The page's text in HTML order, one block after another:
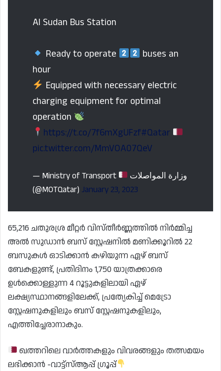
Al Sudan Bus Station
Ready to operate
buses an
hour
Equipped with necessary electric
charging equipment for optimal
operation
https://t.co/7f6mXgUFzf#Qatar
pic.twitter.com/MmVOA07QeV
— Ministry of Transport
(@MOTQatar) January 23, 2023
65,216 ചതുരശ്ര മീറ്റർ വിസ്തീർണ്ണത്തിൽ നിർമ്മിച്ച
അൽ സുഡാൻ ബസ് സ്റ്റേഷനിൽ മണിക്കൂറിൽ 22
ബസുകൾ ഓടിക്കാൻ കഴിയുന്ന ഏഴ് ബസ്
ബേകളുണ്ട്, പ്രതിദിനം 1,750 യാത്രക്കാരെ
ഉൾക്കൊള്ളുന്ന 4 റൂട്ടുകളിലായി ഏഴ്
ലക്ഷ്യസ്ഥാനങ്ങളിലേക്ക്, പ്രത്യേകിച്ച് മെട്രോ
സ്റ്റേഷനുകളിലും ബസ് സ്റ്റേഷനുകളിലും,
എത്തിച്ചേരാനാകും.
ഖത്തറിലെ വാർത്തകളും വിവരങ്ങളും തത്സമയം
ലഭിക്കാൻ -വാട്ട്സ്ആപ്പ് ഗ്രൂപ്പ്